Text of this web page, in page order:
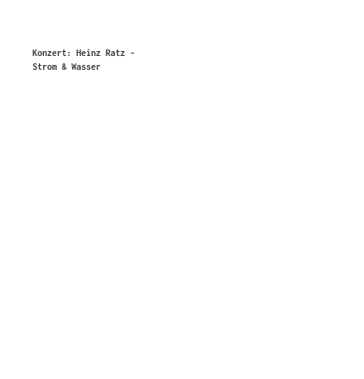
Konzert: Heinz Ratz -
Strom & Wasser